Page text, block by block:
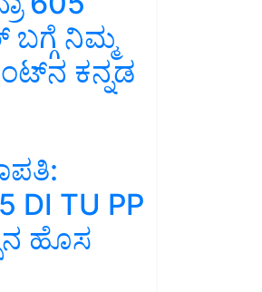
ಬಗ್ಗೆ ನಿಮ್ಮ
ಕನ್ನಡ
DI TU PP
ಹೊಸ